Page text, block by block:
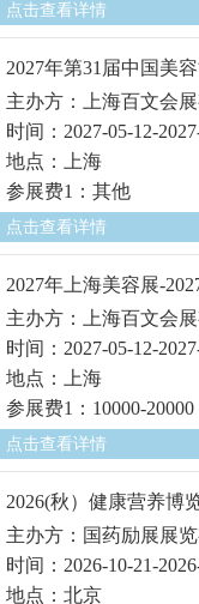
点击查看详情
2027年第31届中国美
主办方：上海百文会
时间：2027-05-12-
地点：上海
参展费1：其他
点击查看详情
2027年上海美容展-
主办方：上海百文会
时间：2027-05-12-
地点：上海
参展费1：10000-20000
点击查看详情
2026(秋）健康营养博
主办方：国药励展展
时间：2026-10-21-
地点：北京